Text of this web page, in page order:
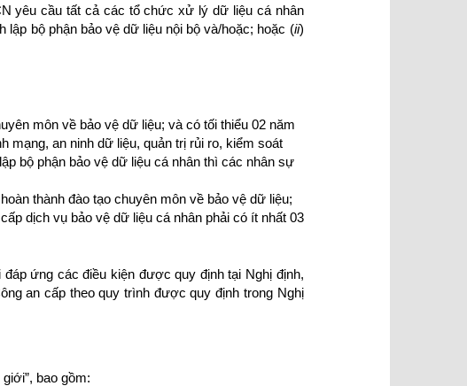
yêu cầu tất cả các tổ chức xử lý dữ liệu cá nhân
bộ phận bảo vệ dữ liệu nội bộ và/hoặc; hoặc (ii)
môn về bảo vệ dữ liệu; và có tối thiểu 02 năm
mạng, an ninh dữ liệu, quản trị rủi ro, kiểm soát
bộ phận bảo vệ dữ liệu cá nhân thì các nhân sự
thành đào tạo chuyên môn về bảo vệ dữ liệu;
dịch vụ bảo vệ dữ liệu cá nhân phải có ít nhất 03
ứng các điều kiện được quy định tại Nghị định,
an cấp theo quy trình được quy định trong Nghị
bao gồm: